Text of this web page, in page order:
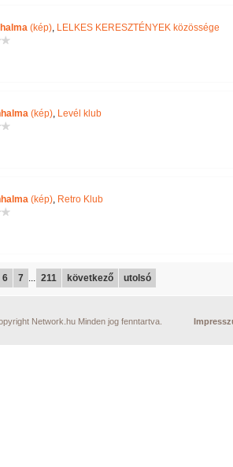
(kép), LELKES KERESZTÉNYEK közössége
(kép), Levél klub
(kép), Retro Klub
6 7 ... 211 következő utolsó
Network.hu Minden jog fenntartva.